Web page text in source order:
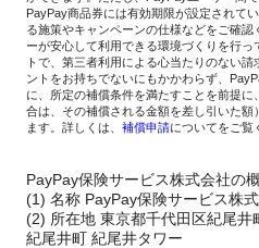
PayPay商品券には有効期限が設定されて
る施策やキャンペーンの仕様などをご確
ーが安心して利用できる環境づくりを行
トで、第三者利用による心当たりのない
ントをお持ちでないにもかかわらず、
に、所定の補償条件を満たすことを前提
合は、その補償される金額を差し引いた額
ます。詳しくは、 補償申請についてをご覧
PayPay保険サービス株式会社の
(1) 名称 PayPay保険サービス株
(2) 所在地 東京都千代田区紀尾井
紀尾井町 紀尾井タワー